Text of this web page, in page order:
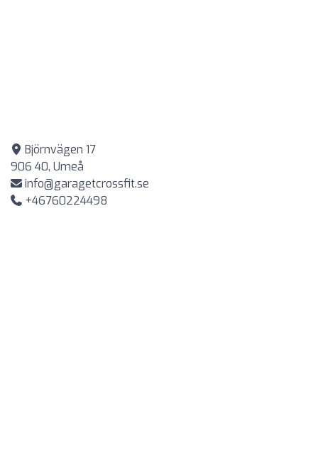
Björnvägen 17
906 40, Umeå
info@garagetcrossfit.se
+46760224498